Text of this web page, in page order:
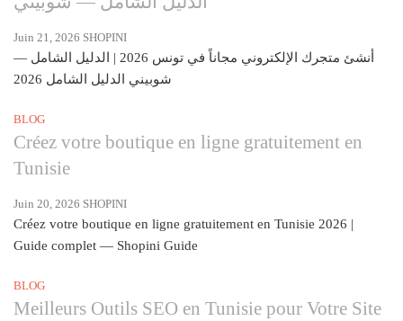
Juin 21, 2026 SHOPINI
أنشئ متجرك الإلكتروني مجاناً في تونس 2026 | الدليل الشامل —
شوبيني الدليل الشامل 2026
BLOG
Créez votre boutique en ligne gratuitement en
Tunisie
Juin 20, 2026 SHOPINI
Créez votre boutique en ligne gratuitement en Tunisie 2026 |
Guide complet — Shopini Guide
BLOG
Meilleurs Outils SEO en Tunisie pour Votre Site